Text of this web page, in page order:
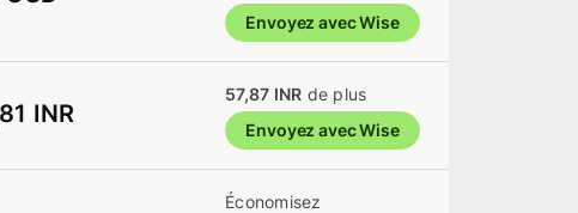
Envoyez avec Wise
INR
57,87 INR de plus
Envoyez avec Wise
Économisez